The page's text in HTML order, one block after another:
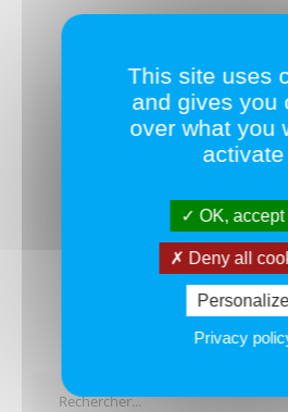
Partagez ce
Facebook
Rechercher:
This site uses
and gives you
over what you
activate
OK, accept
Deny all
Personalize
Privacy